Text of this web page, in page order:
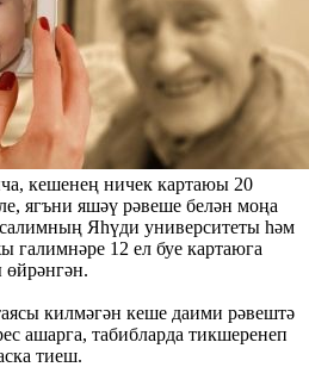
кешенең ничек картаюы 20
ягъни яшәү рәвеше белән моңа
Яһүди университеты һәм
галимнәре 12 ел буе картаюга
өйрәнгән.
килмәгән кеше даими рәвештә
ашарга, табибларда тикшеренеп
тиеш.